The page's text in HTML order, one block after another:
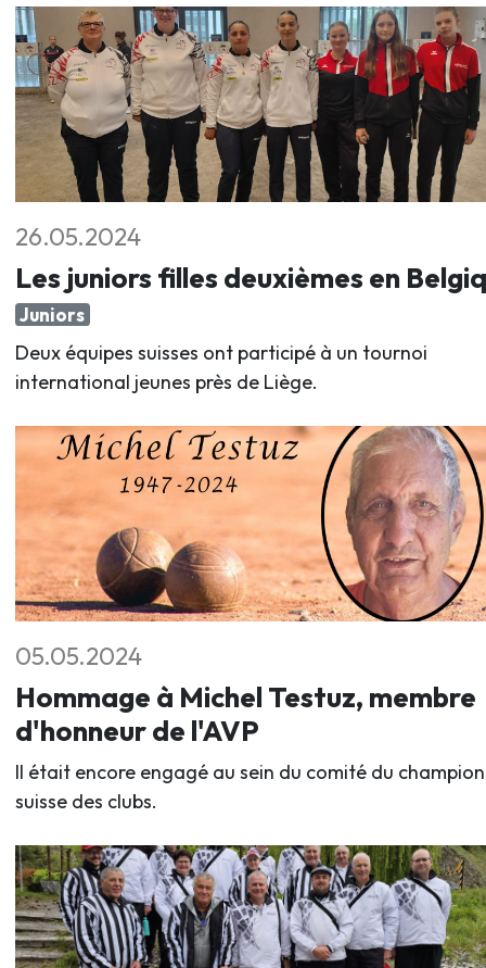
26.05.2024
Les juniors filles deuxièmes en
Juniors
Deux équipes suisses ont participé à un tournoi
international jeunes près de Liège.
05.05.2024
Hommage à Michel Testuz, membre
d'honneur de l'AVP
Il était encore engagé au sein du comité du
suisse des clubs.